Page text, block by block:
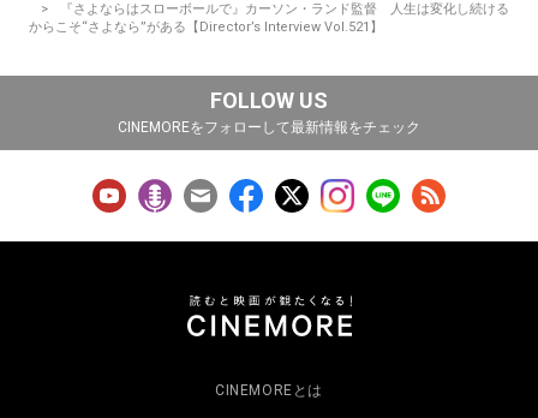
『さよならはスローボールで』カーソン・ランド監督 人生は変化し続ける
からこそ“さよなら”がある【Director’s Interview Vol.521】
FOLLOW US
CINEMOREをフォローして最新情報をチェック
CINEMOREとは